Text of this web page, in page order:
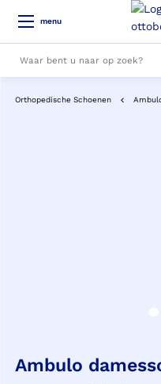
menu
Alle resultaten
Orthopedische Schoenen
Ambulo